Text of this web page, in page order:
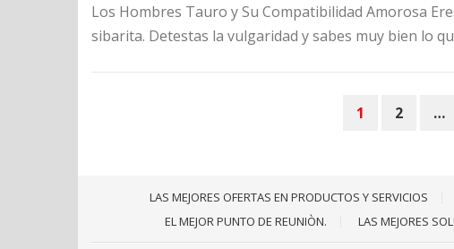
Los Hombres Tauro y Su Compatibilidad Amorosa
sibarita. Detestas la vulgaridad y sabes muy bien lo
1 2 …
LAS MEJORES OFERTAS EN PRODUCTOS Y SERVICIOS
EL MEJOR PUNTO DE REUNIÒN.
LAS MEJORES